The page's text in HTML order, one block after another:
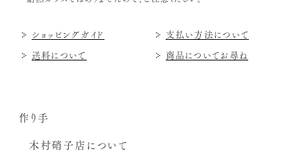
ショッピングガイド
支払い方法について
送料について
商品についてお尋ね
作り手
木村硝子店について